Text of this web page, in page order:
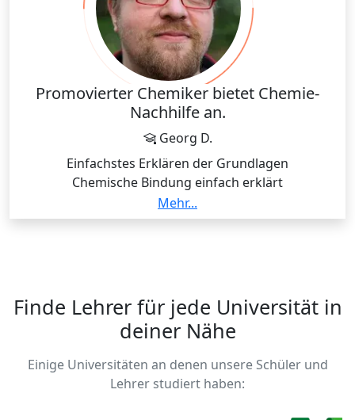
Promovierter Chemiker bietet Chemie-
Nachhilfe an.
Georg D.
Einfachstes Erklären der Grundlagen
Chemische Bindung einfach erklärt
Orbitale für Anfänger und Fortgeschrittene; alles
rund um "Quantensprünge"
Erstellen von Redox-Gleichungen
Organische Chemie und Nomenklatur
Chemische Komplexe, Übergangsmetalle
Enantiomerie...)
Thermodynamik und Kinetik; chemische Energien
Mehr...
Finde Lehrer für jede Universität in
deiner Nähe
Einige Universitäten an denen unsere Schüler und
Lehrer studiert haben: